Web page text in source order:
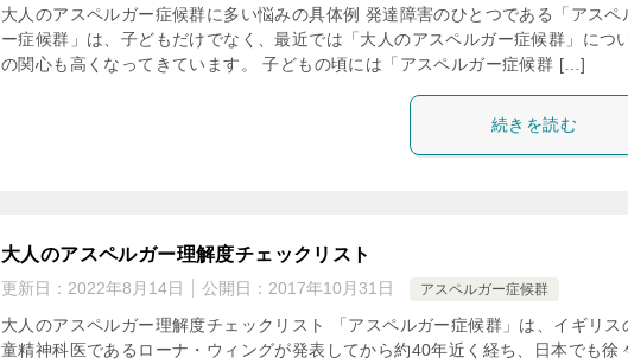
大人のアスペルガー症候群に多い悩みの具体例 発達障害のひとつである「アスペ
ー症候群」は、子どもだけでなく、最近では「大人のアスペルガー症候群」につ
の関心も高くなってきています。 子どもの頃には「アスペルガー症候群 […]
続きを読む
大人のアスペルガー理解度チェックリスト
更新日： 2022年8月14日 公開日： 2017年10月31日 アスペルガー症候群
大人のアスペルガー理解度チェックリスト 「アスペルガー症候群」は、イギリス
童精神科医であるローナ・ウィングが発表してから約40年近く経ち、日本でも徐